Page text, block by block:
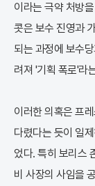
이라는 극약 처방
콧은 보수 진영과
되는 과정에 보수
려져 '기획 폭로'라
이러한 의혹은 프
다렸다는 듯이 일
었다. 특히 보리스
비 사장의 사임을